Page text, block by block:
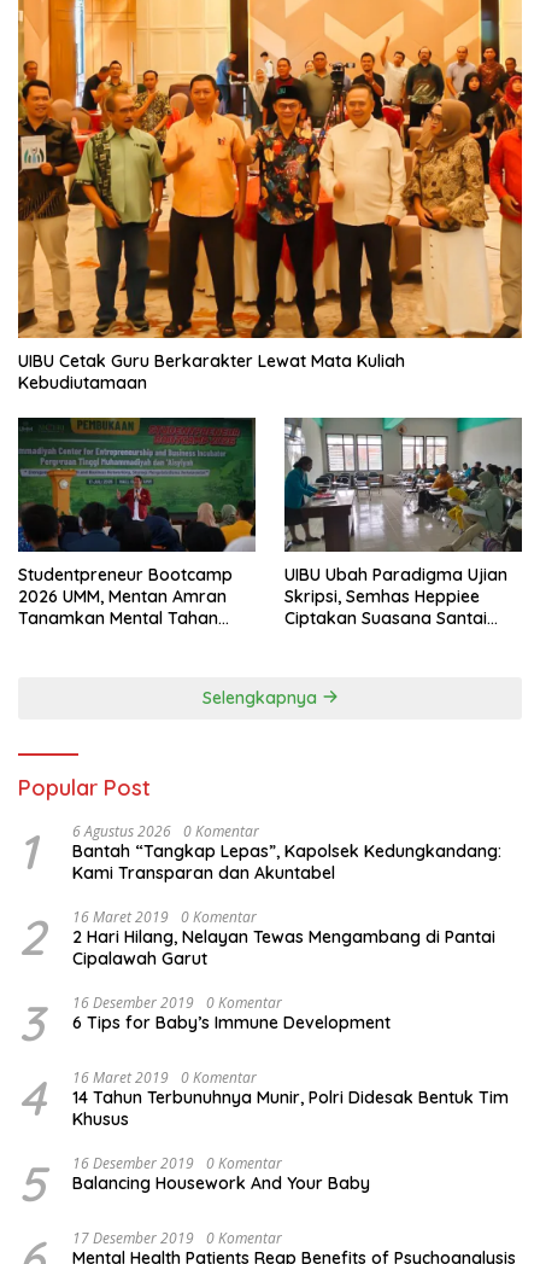
UIBU Cetak Guru Berkarakter Lewat Mata Kuliah
Kebudiutamaan
Studentpreneur Bootcamp
2026 UMM, Mentan Amran
Tanamkan Mental Tahan
UIBU Ubah Paradigma Ujian
Skripsi, Semhas Heppiee
Ciptakan Suasana Santai
Selengkapnya
Popular Post
1 6 Agustus 2026 0 Komentar
Bantah “Tangkap Lepas”, Kapolsek Kedungkandang:
Kami Transparan dan Akuntabel
2 16 Maret 2019 0 Komentar
2 Hari Hilang, Nelayan Tewas Mengambang di Pantai
Cipalawah Garut
3 16 Desember 2019 0 Komentar
6 Tips for Baby’s Immune Development
4 16 Maret 2019 0 Komentar
14 Tahun Terbunuhnya Munir, Polri Didesak Bentuk Tim
Khusus
5 16 Desember 2019 0 Komentar
Balancing Housework And Your Baby
17 Desember 2019 0 Komentar
Mental Health Patients Reap Benefits of Psychoanalysis